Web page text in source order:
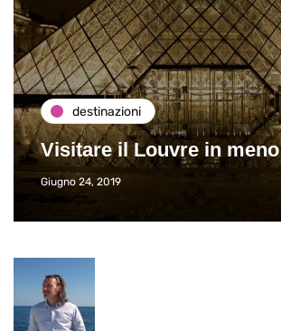
destinazioni
Visitare il Louvre in
Giugno 24, 2019